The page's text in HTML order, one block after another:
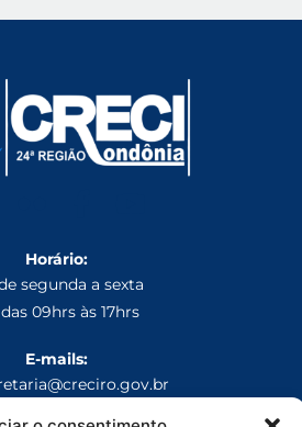
Horário:
segunda a sexta
das 09hrs às 17hrs
E-mails: